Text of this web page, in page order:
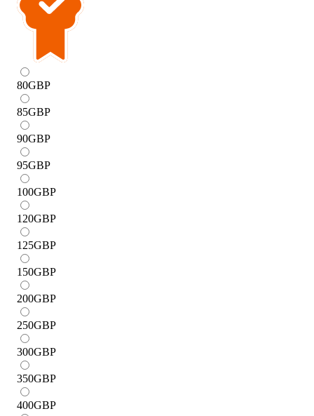
80GBP
85GBP
90GBP
95GBP
100GBP
120GBP
125GBP
150GBP
200GBP
250GBP
300GBP
350GBP
400GBP